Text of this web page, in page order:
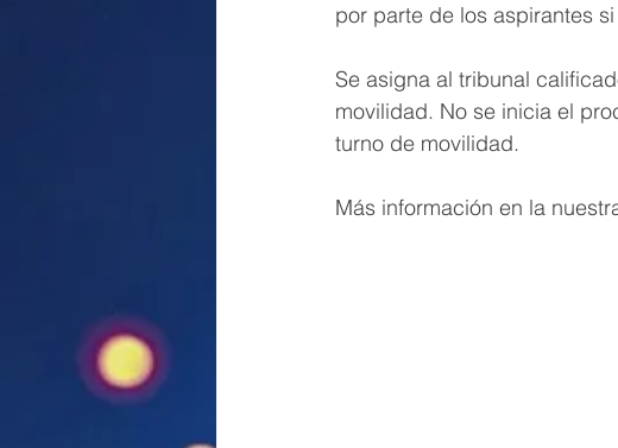
por parte de los aspirantes
Se asigna al tribunal
movilidad. No se inicia el
turno de movilidad.
Más información en la